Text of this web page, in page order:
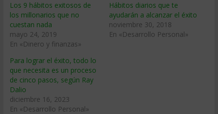
Los 9 hábitos exitosos de
los millonarios que no
cuestan nada
mayo 24, 2019
En «Dinero y finanzas»
Hábitos diarios que te
ayudarán a alcanzar el éxito
noviembre 30, 2018
En «Desarrollo Personal»
Para lograr el éxito, todo lo
que necesita es un proceso
de cinco pasos, según Ray
Dalio
diciembre 16, 2023
En «Desarrollo Personal»